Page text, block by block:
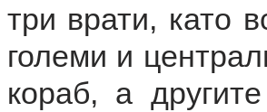
три врати, като
големи и
кораб, а